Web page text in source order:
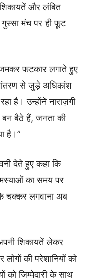
शिकायतें और लंबित
मंच पर ही फूट
फटकार लगाते हुए
से जुड़े अधिकांश
है। उन्होंने नाराज़गी
बन बैठे हैं, जनता की
है।”
देते हुए कहा कि
का समय पर
चक्कर लगवाना अब
शिकायतें लेकर
की परेशानियों को
को जिम्मेदारी के साथ